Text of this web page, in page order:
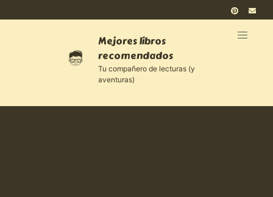
Mejores libros
recomendados
Tu compañero de lecturas (y
aventuras)